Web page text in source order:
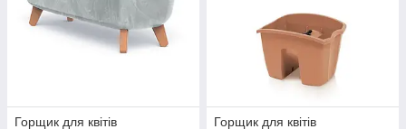
Горщик для квітів
Горщик для квітів